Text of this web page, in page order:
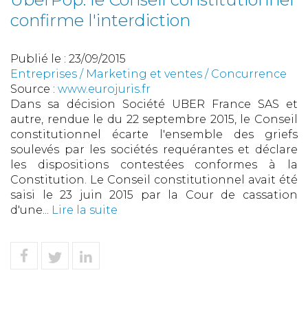
confirme l'interdiction
Publié le : 23/09/2015
Entreprises / Marketing et ventes / Concurrence
Source : www.eurojuris.fr
Dans sa décision Société UBER France SAS et
autre, rendue le du 22 septembre 2015, le Conseil
constitutionnel écarte l'ensemble des griefs
soulevés par les sociétés requérantes et déclare
les dispositions contestées conformes à la
Constitution. Le Conseil constitutionnel avait été
saisi le 23 juin 2015 par la Cour de cassation
d'une... Lire la suite